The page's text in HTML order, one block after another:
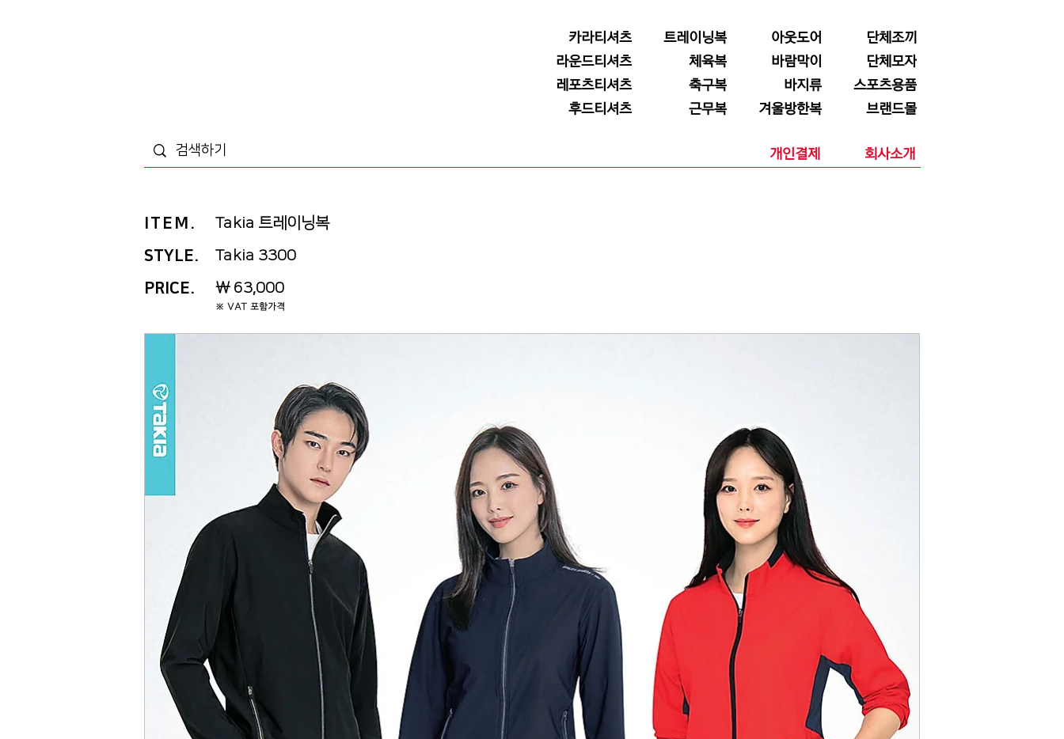
카라티셔츠 트레이닝복 아웃도어
단체조끼
라운드티셔츠
체육복 바람막이
단체모자
레포츠티셔츠
축구복 바지류
스포츠용품
후드티셔츠
근무복 겨울방한복 브랜드몰
개인결제 회사소개
ITEM .
Takia 트레이닝복
STYLE.
Takia 3300
PRICE.
※ VAT 포함가격
￦ 63,000